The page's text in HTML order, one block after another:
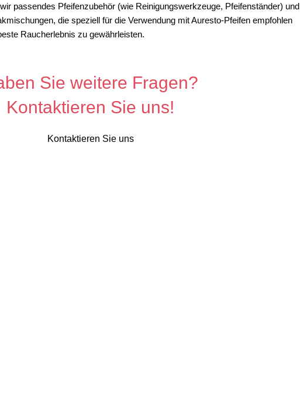
passendes Pfeifenzubehör (wie Reinigungswerkzeuge, Pfeifenständer) und
die speziell für die Verwendung mit Auresto-Pfeifen empfohlen
Raucherlebnis zu gewährleisten.
Sie weitere Fragen?
Kontaktieren Sie uns!
Kontaktieren Sie uns